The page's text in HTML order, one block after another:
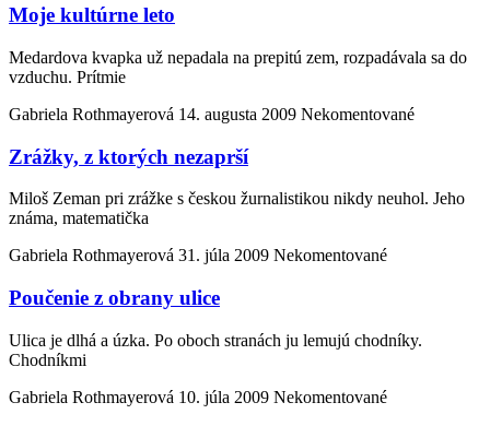
Moje kultúrne leto
Medardova kvapka už nepadala na prepitú zem, rozpadávala sa do
vzduchu. Prítmie
Gabriela Rothmayerová 14. augusta 2009 Nekomentované
Zrážky, z ktorých nezaprší
Miloš Zeman pri zrážke s českou žurnalistikou nikdy neuhol. Jeho
známa, matematička
Gabriela Rothmayerová 31. júla 2009 Nekomentované
Poučenie z obrany ulice
Ulica je dlhá a úzka. Po oboch stranách ju lemujú chodníky.
Chodníkmi
Gabriela Rothmayerová 10. júla 2009 Nekomentované